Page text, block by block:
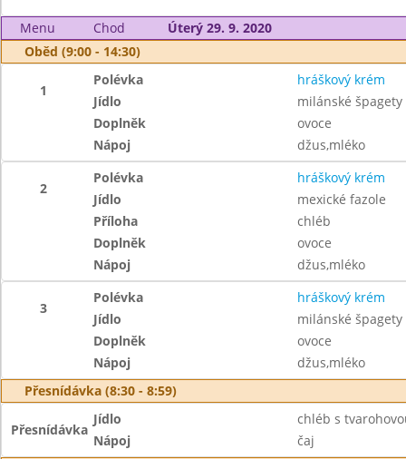
Menu Chod
Úterý 29. 9. 2020
Oběd (9:00 - 14:30)
1
Polévka
hráškový krém
Jídlo
milánské
Doplněk
ovoce
Nápoj
džus,mléko
2
Polévka
hráškový krém
Jídlo
mexické fazole
Příloha
chléb
Doplněk
ovoce
Nápoj
džus,mléko
3
Polévka
hráškový krém
Jídlo
milánské
Doplněk
ovoce
Nápoj
džus,mléko
Přesnídávka (8:30 - 8:59)
Přesnídávka
Jídlo
chléb s
Nápoj
čaj